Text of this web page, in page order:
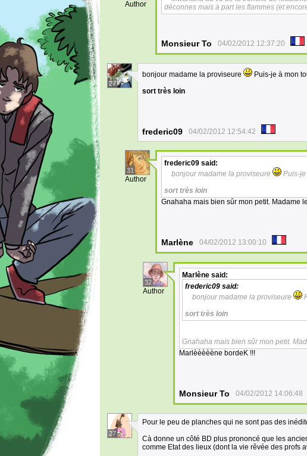
Author
déconnes mais à part les flammes (et
Monsieur To 04/02/2012 12:37:20
27
bonjour madame la proviseure
Puis-je à mon
sort très loin
frederic09 04/02/2012 12:54:42
31
Author
frederic09 said:
bonjour madame la proviseure
Puis-je
sort très loin
Gnahaha mais bien sûr mon petit. Madame
Marlène 04/02/2012 13:00:10
32
Author
Marlène said:
frederic09 said:
bonjour madame la proviseure
sort très loin
Gnahaha mais bien sûr mon petit.
Marlèèèèène bordeK !!!
Monsieur To 04/02/2012 14:06:48
27
Pour le peu de planches qui ne sont pas des
Cà donne un côté BD plus prononcé que les
comme Etat des lieux (dont la vie rêvée des profs